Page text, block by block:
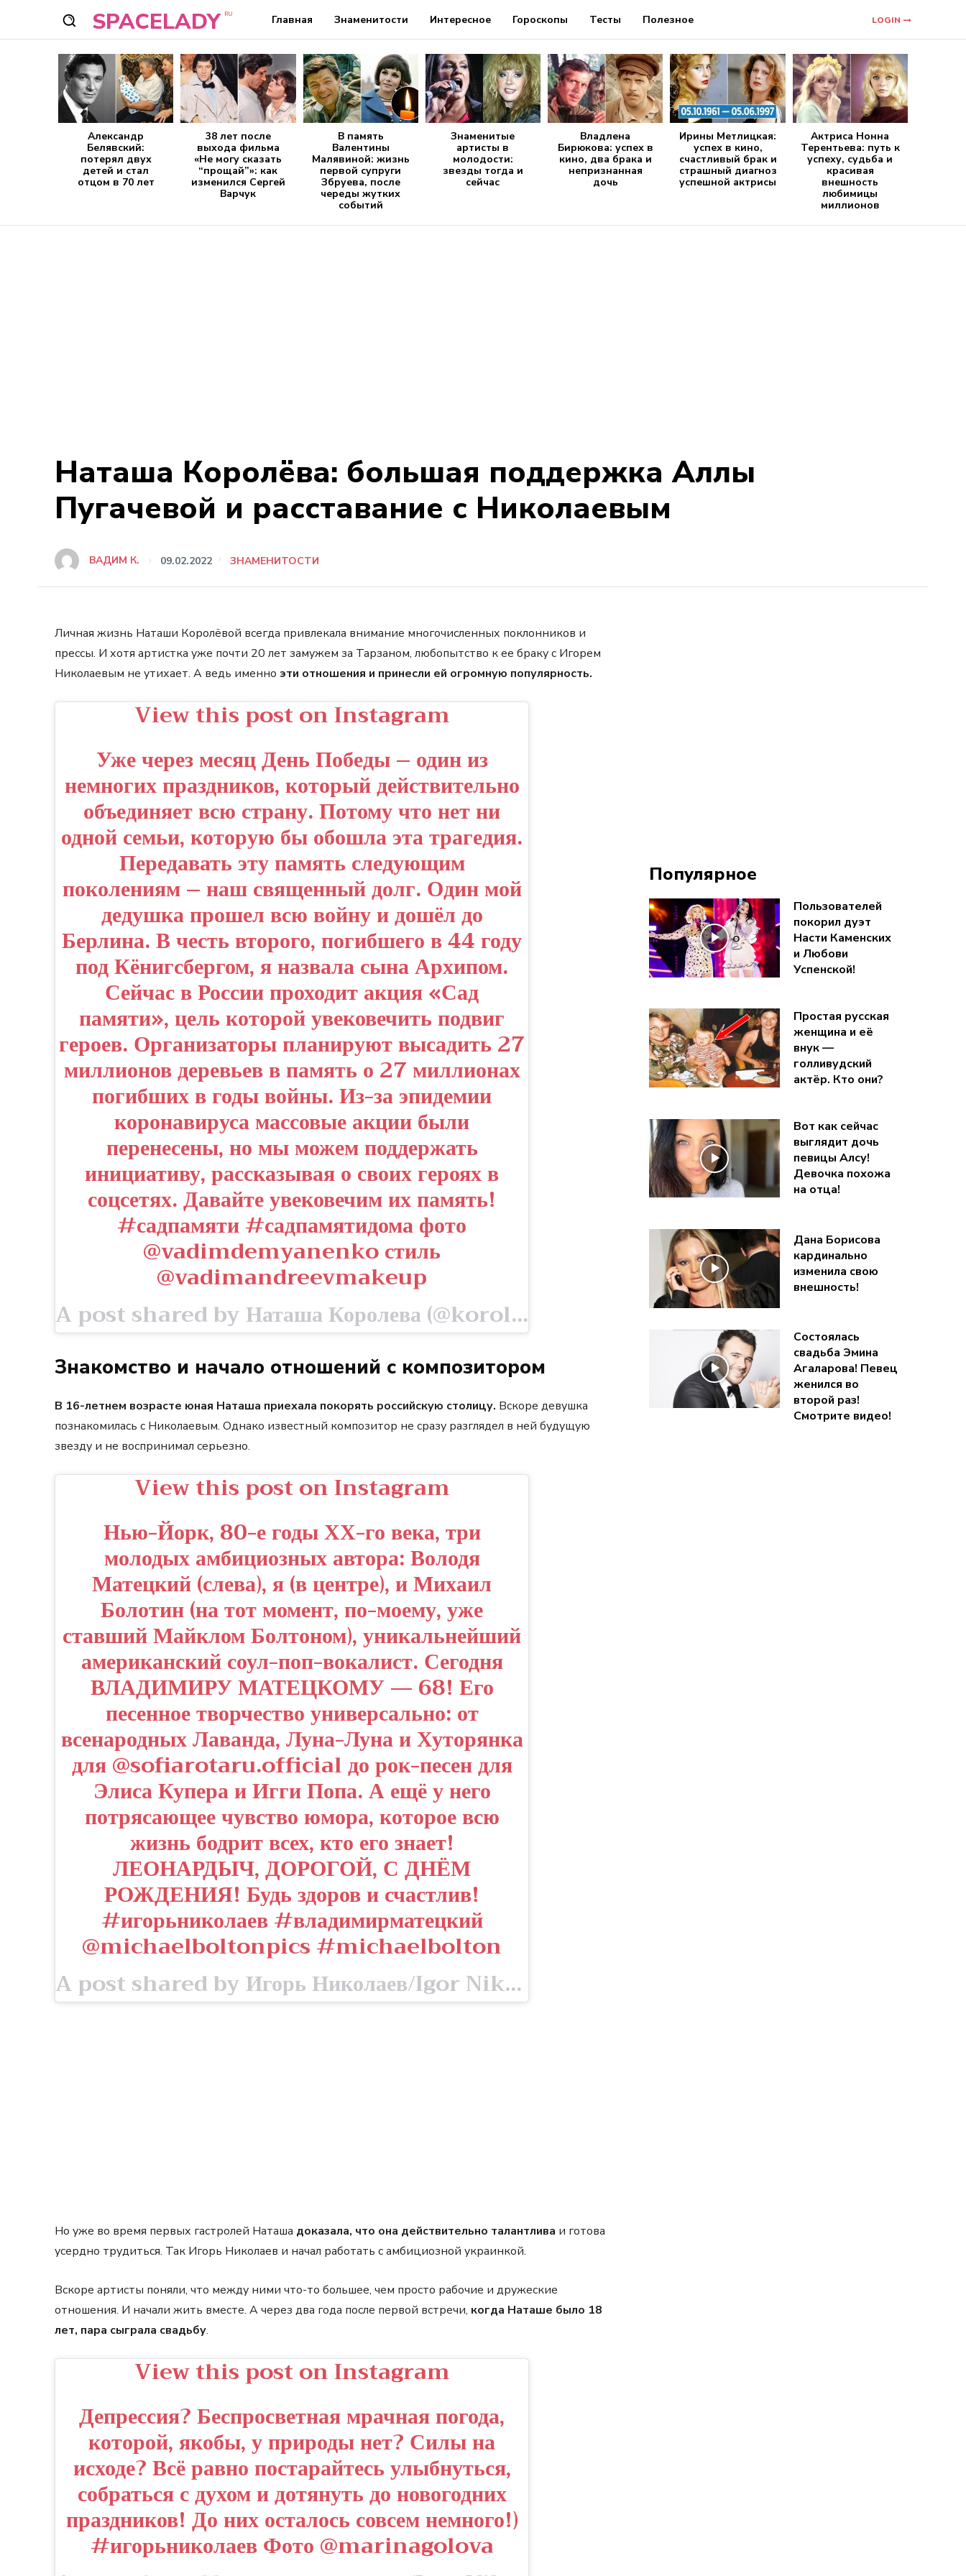
SPACELADY RU Главная Знаменитости Интересное Гороскопы Тесты Полезное LOGIN
Александр
Белявский:
потерял двух
детей и стал
отцом в 70 лет
38 лет после
выхода фильма
«Не могу сказать
“прощай”»: как
изменился Сергей
Варчук
В память
Валентины
Малявиной: жизнь
первой супруги
Збруева, после
череды жутких
событий
Знаменитые
артисты в
молодости:
звезды тогда и
сейчас
Владлена
Бирюкова: успех в
кино, два брака и
непризнанная
дочь
Ирины Метлицкая:
успех в кино,
счастливый брак и
страшный диагноз
успешной актрисы
Актриса Нонна
Терентьева: путь к
успеху, судьба и
красивая
внешность
любимицы
миллионов
Наташа Королёва: большая поддержка Аллы
Пугачевой и расставание с Николаевым
ВАДИМ К. 09.02.2022 ЗНАМЕНИТОСТИ
Личная жизнь Наташи Королёвой всегда привлекала внимание многочисленных поклонников и
прессы. И хотя артистка уже почти 20 лет замужем за Тарзаном, любопытство к ее браку с Игорем
Николаевым не утихает. А ведь именно эти отношения и принесли ей огромную популярность.
View this post on Instagram
Уже через месяц День Победы – один из
немногих праздников, который действительно
объединяет всю страну. Потому что нет ни
одной семьи, которую бы обошла эта трагедия.
Передавать эту память следующим
поколениям – наш священный долг. Один мой
дедушка прошел всю войну и дошёл до
Берлина. В честь второго, погибшего в 44 году
под Кёнигсбергом, я назвала сына Архипом.
Сейчас в России проходит акция «Сад
памяти», цель которой увековечить подвиг
героев. Организаторы планируют высадить 27
миллионов деревьев в память о 27 миллионах
погибших в годы войны. Из-за эпидемии
коронавируса массовые акции были
перенесены, но мы можем поддержать
инициативу, рассказывая о своих героях в
соцсетях. Давайте увековечим их память!
#садпамяти #садпамятидома фото
@vadimdemyanenko стиль
@vadimandreevmakeup
A post shared by Наташа Королева (@koroleva__star) on Apr 14, 2020 at 1:47am PDT
Знакомство и начало отношений с композитором
В 16-летнем возрасте юная Наташа приехала покорять российскую столицу. Вскоре девушка
познакомилась с Николаевым. Однако известный композитор не сразу разглядел в ней будущую
звезду и не воспринимал серьезно.
View this post on Instagram
Нью-Йорк, 80-е годы ХХ-го века, три
молодых амбициозных автора: Володя
Матецкий (слева), я (в центре), и Михаил
Болотин (на тот момент, по-моему, уже
ставший Майклом Болтоном), уникальнейший
американский соул-поп-вокалист. Сегодня
ВЛАДИМИРУ МАТЕЦКОМУ — 68! Его
песенное творчество универсально: от
всенародных Лаванда, Луна-Луна и Хуторянка
для @sofiarotaru.official до рок-песен для
Элиса Купера и Игги Попа. А ещё у него
потрясающее чувство юмора, которое всю
жизнь бодрит всех, кто его знает!
ЛЕОНАРДЫЧ, ДОРОГОЙ, С ДНЁМ
РОЖДЕНИЯ! Будь здоров и счастлив!
#игорьниколаев #владимирматецкий
@michaelboltonpics #michaelbolton
A post shared by Игорь Николаев/Igor Nikolaev (@igor_nikolaev_music) on May 14, 2020 at 5:15am PDT
Но уже во время первых гастролей Наташа доказала, что она действительно талантлива и готова
усердно трудиться. Так Игорь Николаев и начал работать с амбициозной украинкой.
Вскоре артисты поняли, что между ними что-то большее, чем просто рабочие и дружеские
отношения. И начали жить вместе. А через два года после первой встречи, когда Наташе было 18
лет, пара сыграла свадьбу.
View this post on Instagram
Депрессия? Беспросветная мрачная погода,
которой, якобы, у природы нет? Силы на
исходе? Всё равно постарайтесь улыбнуться,
собраться с духом и дотянуть до новогодних
праздников! До них осталось совсем немного!)
#игорьниколаев Фото @marinagolova
Популярное
Пользователей
покорил дуэт
Насти Каменских
и Любови
Успенской!
Простая русская
женщина и её
внук —
голливудский
актёр. Кто они?
Вот как сейчас
выглядит дочь
певицы Алсу!
Девочка похожа
на отца!
Дана Борисова
кардинально
изменила свою
внешность!
Состоялась
свадьба Эмина
Агаларова! Певец
женился во
второй раз!
Смотрите видео!